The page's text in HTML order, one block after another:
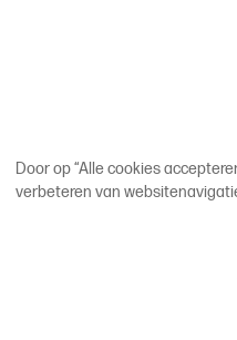
Door op “Alle cookies
verbeteren van